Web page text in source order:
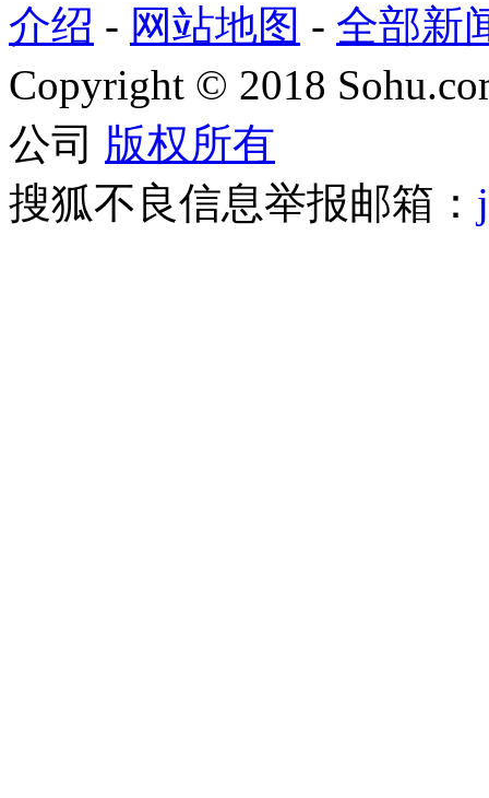
介绍 - 网站地图 - 全部新
Copyright © 2018
公司 版权所有
搜狐不良信息举报邮箱：